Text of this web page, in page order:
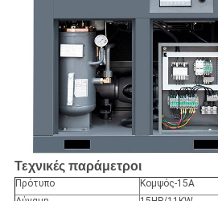
Τεχνικές παράμετροι
Πρότυπο
Κομψός-15A